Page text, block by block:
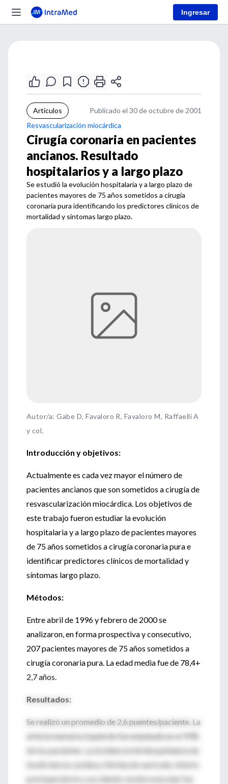
Ingresar
Artículos
Publicado el 30 de octubre de 2001
Resvascularización miocárdica
Cirugía coronaria en pacientes
ancianos. Resultado
hospitalarios y a largo plazo
Se estudió la evolución hospitalaria y a largo plazo de
pacientes mayores de 75 años sometidos a cirugía
coronaria pura identificando los predictores clínicos de
mortalidad y síntomas largo plazo.
Autor/a: Gabe D, Favaloro R, Favaloro M, Raffaelli A
y col.
Introducción y objetivos:
Actualmente es cada vez mayor el número de
pacientes ancianos que son sometidos a cirugía de
resvascularización miocárdica. Los objetivos de
este trabajo fueron estudiar la evolución
hospitalaria y a largo plazo de pacientes mayores
de 75 años sometidos a cirugía coronaria pura e
identificar predictores clínicos de mortalidad y
síntomas largo plazo.
Métodos:
Entre abril de 1996 y febrero de 2000 se
analizaron, en forma prospectiva y consecutivo,
207 pacientes mayores de 75 años sometidos a
cirugía coronaria pura. La edad media fue de 78,4+
2,7 años.
Resultados:
Se realizó un promedio de 2,6 puentes/paciente. La
arteria mamaria izquierda fue empleada en el 93%
de los pacientes. La incidencia intrahospitalaria de
insuficiencia cardíaca, fibrilación auricular, infarto
prerioperatorio y accidente cerebrovascular fue